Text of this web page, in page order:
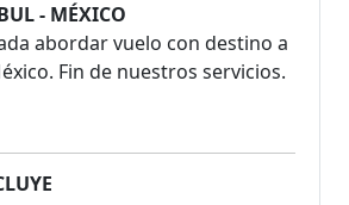
- MÉXICO
abordar vuelo con destino a
Fin de nuestros servicios.